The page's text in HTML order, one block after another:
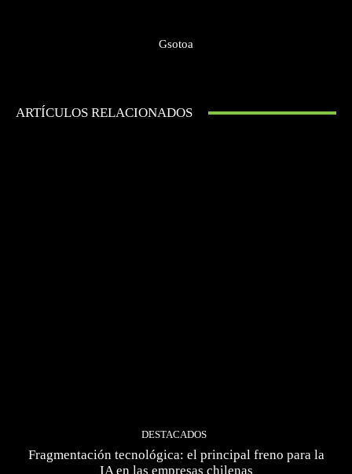
Gsotoa
ARTÍCULOS RELACIONADOS
DESTACADOS
Fragmentación tecnológica: el principal freno para la
IA en las empresas chilenas